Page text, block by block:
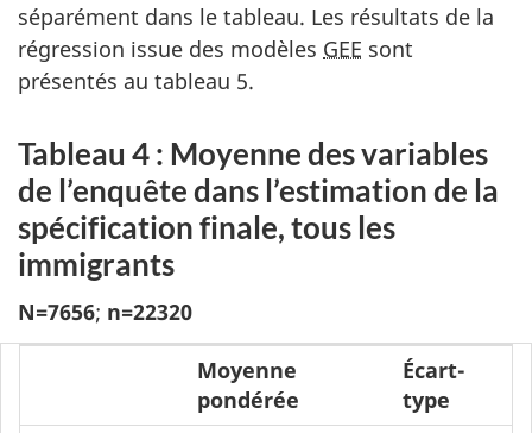
séparément dans le tableau. Les résultats de la
régression issue des modèles GEE sont
présentés au tableau 5.
Tableau 4 : Moyenne des variables
de l’enquête dans l’estimation de la
spécification finale, tous les
immigrants
N=7656; n=22320
Moyenne
pondérée
Écart-
type